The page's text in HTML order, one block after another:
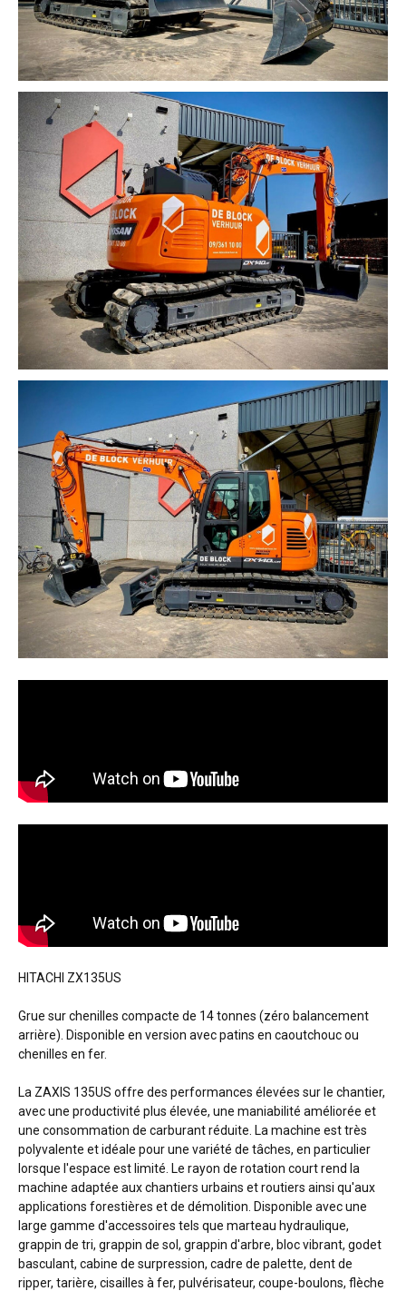
HITACHI ZX135US
Grue sur chenilles compacte de 14 tonnes (zéro balancement
arrière). Disponible en version avec patins en caoutchouc ou
chenilles en fer.
La ZAXIS 135US offre des performances élevées sur le chantier,
avec une productivité plus élevée, une maniabilité améliorée et
une consommation de carburant réduite. La machine est très
polyvalente et idéale pour une variété de tâches, en particulier
lorsque l'espace est limité. Le rayon de rotation court rend la
machine adaptée aux chantiers urbains et routiers ainsi qu'aux
applications forestières et de démolition. Disponible avec une
large gamme d'accessoires tels que marteau hydraulique,
grappin de tri, grappin de sol, grappin d'arbre, bloc vibrant, godet
basculant, cabine de surpression, cadre de palette, dent de
ripper, tarière, cisailles à fer, pulvérisateur, coupe-boulons, flèche